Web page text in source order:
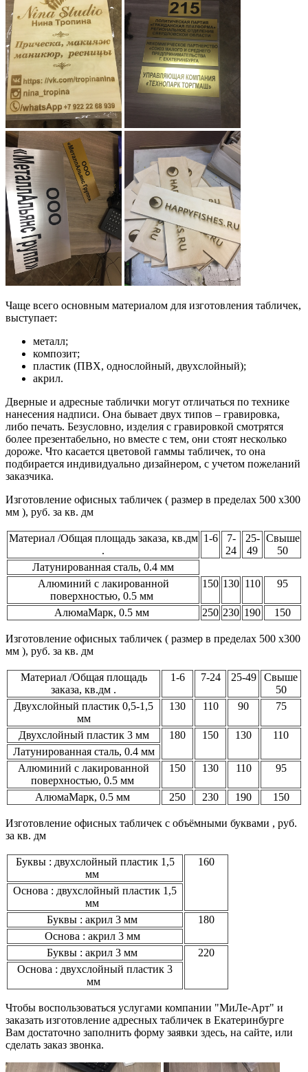
Чаще всего основным материалом для изготовления табличек,
выступает:
металл;
композит;
пластик (ПВХ, однослойный, двухслойный);
акрил.
Дверные и адресные таблички могут отличаться по технике
нанесения надписи. Она бывает двух типов – гравировка,
либо печать. Безусловно, изделия с гравировкой смотрятся
более презентабельно, но вместе с тем, они стоят несколько
дороже. Что касается цветовой гаммы табличек, то она
подбирается индивидуально дизайнером, с учетом пожеланий
заказчика.
Изготовление офисных табличек ( размер в пределах 500 х300
мм ), руб. за кв. дм
Материал /Общая площадь заказа, кв.дм
.
1-6
7-
24
25-
49
Свыше
50
Латунированная сталь, 0.4 мм
Алюминий с лакированной
поверхностью, 0.5 мм
150 130 110 95
АлюмаМарк, 0.5 мм 250 230 190 150
Изготовление офисных табличек ( размер в пределах 500 х300
мм ), руб. за кв. дм
Материал /Общая площадь
заказа, кв.дм .
1-6 7-24 25-49
Свыше
50
Двухслойный пластик 0,5-1,5
мм
130 110 90 75
Двухслойный пластик 3 мм 180 150 130
110
Латунированная сталь, 0.4 мм
Алюминий с лакированной
поверхностью, 0.5 мм
150 130 110 95
АлюмаМарк, 0.5 мм 250 230 190 150
Изготовление офисных табличек с объёмными буквами , руб.
за кв. дм
Буквы : двухслойный пластик 1,5
мм
160
Основа : двухслойный пластик 1,5
мм
Буквы : акрил 3 мм
180
Основа : акрил 3 мм
Буквы : акрил 3 мм
220
Основа : двухслойный пластик 3
мм
Чтобы воспользоваться услугами компании "МиЛе-Арт" и
заказать изготовление адресных табличек в Екатеринбурге
Вам достаточно заполнить форму заявки здесь, на сайте, или
сделать заказ звонка.